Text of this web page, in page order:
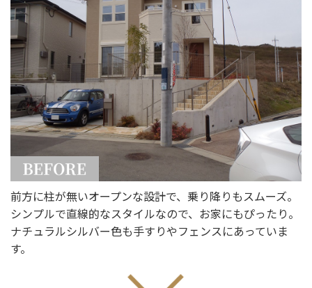
前方に柱が無いオープンな設計で、乗り降りもスムーズ。
シンプルで直線的なスタイルなので、お家にもぴったり。
ナチュラルシルバー色も手すりやフェンスにあっていま
す。